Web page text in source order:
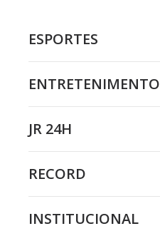
ESPORTES
ENTRETENIMENTO
JR 24H
RECORD
INSTITUCIONAL